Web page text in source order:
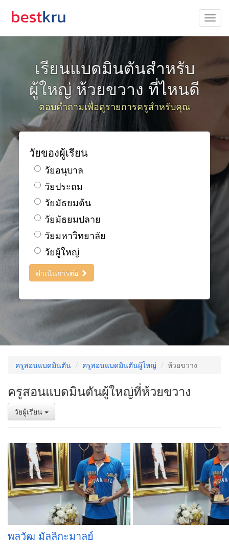
เรียนแบดมินตันสำหรับ
ผู้ใหญ่ ห้วยขวาง ที่ไหนดี
ตอบคำถามเพื่อดูรายการครูสำหรับคุณ
วัยของผู้เรียน
วัยอนุบาล
วัยประถม
วัยมัธยมต้น
วัยมัธยมปลาย
วัยมหาวิทยาลัย
วัยผู้ใหญ่
ดำเนินการต่อ
ครูสอนแบดมินตัน ครูสอนแบดมินตันผู้ใหญ่ ห้วยขวาง
ครูสอนแบดมินตันผู้ใหญ่ที่ห้วยขวาง
วัยผู้เรียน
พลวัฒ มัลลิกะมาลย์